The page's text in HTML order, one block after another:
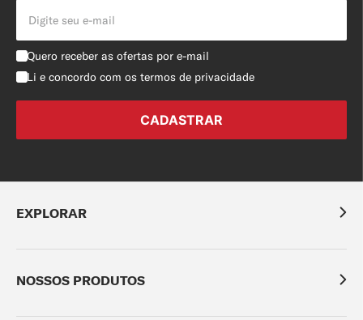
Quero receber as ofertas por e-mail
Li e concordo com os termos de privacidade
EXPLORAR
NOSSOS PRODUTOS